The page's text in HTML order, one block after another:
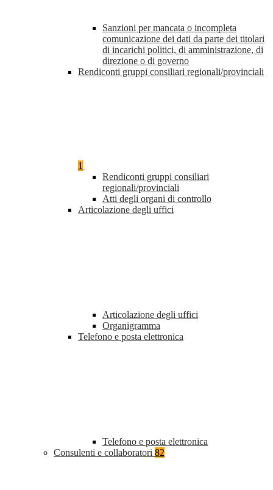
Sanzioni per mancata o incompleta
comunicazione dei dati da parte dei titolari
di incarichi politici, di amministrazione, di
direzione o di governo
Rendiconti gruppi consiliari regionali/provinciali
1
Rendiconti gruppi consiliari
regionali/provinciali
Atti degli organi di controllo
Articolazione degli uffici
Articolazione degli uffici
Organigramma
Telefono e posta elettronica
Telefono e posta elettronica
Consulenti e collaboratori 82